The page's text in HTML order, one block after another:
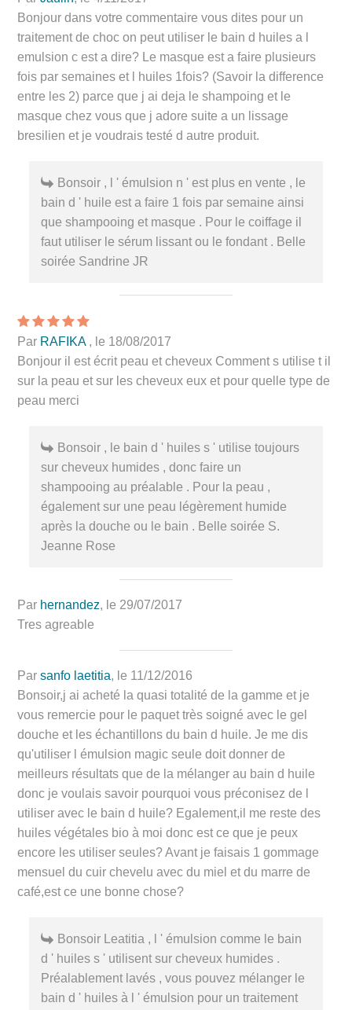
Bonjour dans votre commentaire vous dites pour un
traitement de choc on peut utiliser le bain d huiles a l
emulsion c est a dire? Le masque est a faire plusieurs
fois par semaines et l huiles 1fois? (Savoir la difference
entre les 2) parce que j ai deja le shampoing et le
masque chez vous que j adore suite a un lissage
bresilien et je voudrais testé d autre produit.
Bonsoir , l ' émulsion n ' est plus en vente , le
bain d ' huile est a faire 1 fois par semaine ainsi
que shampooing et masque . Pour le coiffage il
faut utiliser le sérum lissant ou le fondant . Belle
soirée Sandrine JR
Par RAFIKA , le 18/08/2017
Bonjour il est écrit peau et cheveux Comment s utilise t il
sur la peau et sur les cheveux eux et pour quelle type de
peau merci
Bonsoir , le bain d ' huiles s ' utilise toujours
sur cheveux humides , donc faire un
shampooing au préalable . Pour la peau ,
également sur une peau légèrement humide
après la douche ou le bain . Belle soirée S.
Jeanne Rose
Par hernandez, le 29/07/2017
Tres agreable
Parsanfo laetitia, le 11/12/2016
Bonsoir,j ai acheté la quasi totalité de la gamme et je
vous remercie pour le paquet très soigné avec le gel
douche et les échantillons du bain d huile. Je me dis
qu'utiliser l émulsion magic seule doit donner de
meilleurs résultats que de la mélanger au bain d huile
donc je voulais savoir pourquoi vous préconisez de l
utiliser avec le bain d huile? Egalement,il me reste des
huiles végétales bio à moi donc est ce que je peux
encore les utiliser seules? Avant je faisais 1 gommage
mensuel du cuir chevelu avec du miel et du marre de
café,est ce une bonne chose?
Bonsoir Leatitia , l ' émulsion comme le bain
d ' huiles s ' utilisent sur cheveux humides .
Préalablement lavés , vous pouvez mélanger le
bain d ' huiles à l ' émulsion pour un traitement